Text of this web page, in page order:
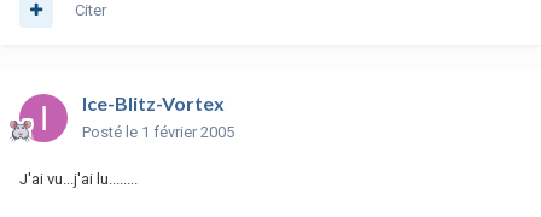
Citer
Ice-Blitz-Vortex
Posté le 1 février 2005
J'ai vu...j'ai lu........